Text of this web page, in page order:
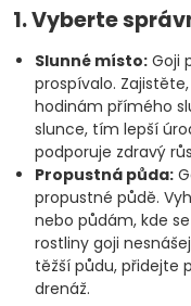
1. Vyberte
Slunné místo: Goji
prospívalo.
hodinám přímého
slunce, tím lepší
podporuje zdravý
Propustná půda:
propustné půdě.
nebo půdám, kde
rostliny goji
těžší půdu, přidejte
drenáž.